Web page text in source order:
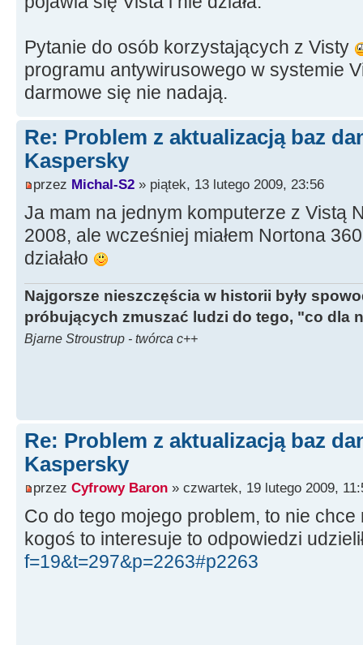
Pytanie do osób korzystających z Visty
programu antywirusowego w systemie
darmowe się nie nadają.
Re: Problem z aktualizacją baz
Kaspersky
przez Michal-S2 » piątek, 13 lutego 2009, 23:56
Ja mam na jednym komputerze z Vistą
2008, ale wcześniej miałem Nortona
działało
Najgorsze nieszczęścia w historii były
próbujących zmuszać ludzi do tego, "co dla
Bjarne Stroustrup - twórca c++
Re: Problem z aktualizacją baz
Kaspersky
przez Cyfrowy Baron » czwartek, 19 lutego 2009,
Co do tego mojego problem, to nie
kogoś to interesuje to odpowiedzi
f=19&t=297&p=2263#p2263